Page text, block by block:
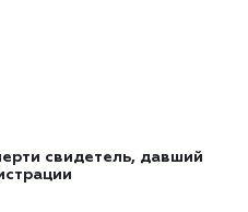
свидетель, давший